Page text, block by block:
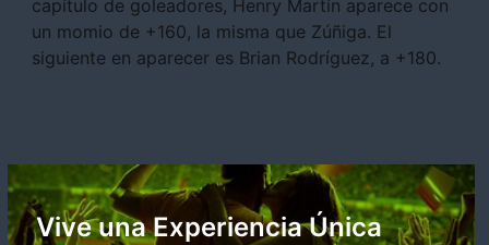
capítulo de goleadores, Henry Martín aparece con
un momio de +160, la misma que Zúñiga. El
siguiente en aparecer es Brian Rodríguez, a +180.
Vive una Experiencia Única